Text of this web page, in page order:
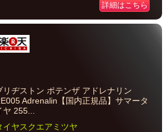
詳細はこちら
リヂストン ポテンザ アドレナリン
Adrenalin【国内正規品】サマータ
ヤ 255...
イヤスクエアミツヤ